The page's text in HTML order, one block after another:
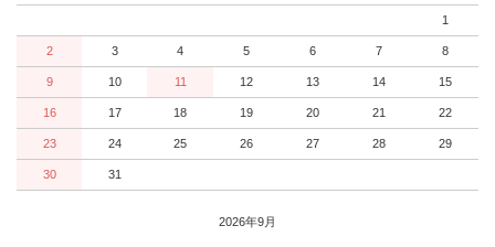
1
2 3 4 5 6 7 8
9 10 11 12 13 14 15
16 17 18 19 20 21 22
23 24 25 26 27 28 29
30 31
2026年9月